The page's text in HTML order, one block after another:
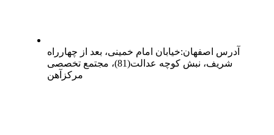
آدرس اصفهان:خیابان امام خمینی، بعد از چهارراه
شریف، نبش کوچه عدالت(81)، مجتمع تخصصی
مرکزآهن